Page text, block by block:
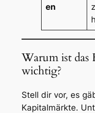
en
Warum ist das
wichtig?
Stell dir vor, es
Kapitalmärkte.